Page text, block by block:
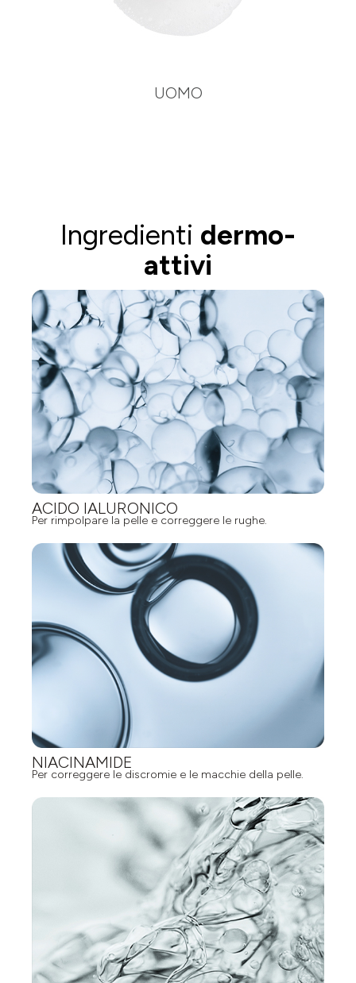
UOMO
Ingredienti dermo-
attivi
ACIDO IALURONICO
Per rimpolpare la pelle e correggere le rughe.
NIACINAMIDE
Per correggere le discromie e le macchie della pelle.